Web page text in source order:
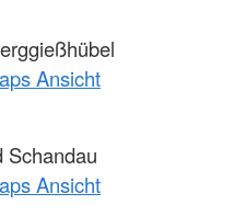
Ansicht
Schandau
Ansicht